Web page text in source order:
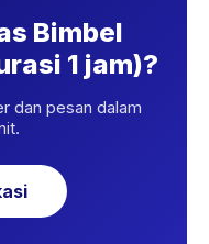
Bimbel
1 jam)?
dan pesan dalam